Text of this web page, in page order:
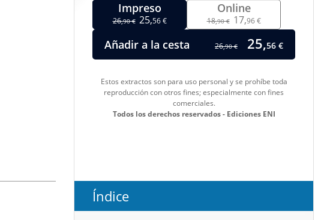
Impreso
26,90 € 25,56 €
Online
18,90 € 17,96 €
Añadir a la cesta 26,90 € 25,56 €
Estos extractos son para uso personal y se prohíbe toda
reproducción con otros fines; especialmente con fines
comerciales.
Todos los derechos reservados - Ediciones ENI
Índice